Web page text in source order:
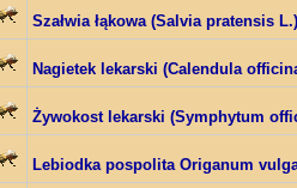
Szałwia łąkowa (Salvia pratensis L.)
Nagietek lekarski (Calendula
Żywokost lekarski (Symphytum
Lebiodka pospolita Origanum